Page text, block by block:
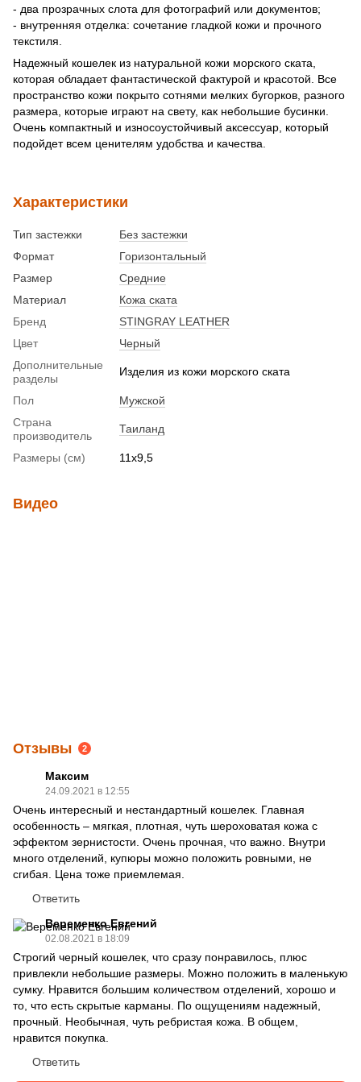
- два прозрачных слота для фотографий или документов;
- внутренняя отделка: сочетание гладкой кожи и прочного
текстиля.
Надежный кошелек из натуральной кожи морского ската,
которая обладает фантастической фактурой и красотой. Все
пространство кожи покрыто сотнями мелких бугорков, разного
размера, которые играют на свету, как небольшие бусинки.
Очень компактный и износоустойчивый аксессуар, который
подойдет всем ценителям удобства и качества.
Характеристики
Тип застежки
Без застежки
Формат
Горизонтальный
Размер
Средние
Материал
Кожа ската
Бренд
STINGRAY LEATHER
Цвет
Черный
Дополнительные
разделы
Изделия из кожи морского ската
Пол
Мужской
Страна
производитель
Таиланд
Размеры (см) 11х9,5
Видео
Отзывы 2
Максим
24.09.2021 в 12:55
Очень интересный и нестандартный кошелек. Главная
особенность – мягкая, плотная, чуть шероховатая кожа с
эффектом зернистости. Очень прочная, что важно. Внутри
много отделений, купюры можно положить ровными, не
сгибая. Цена тоже приемлемая.
Ответить
Веременко Евгений
02.08.2021 в 18:09
Строгий черный кошелек, что сразу понравилось, плюс
привлекли небольшие размеры. Можно положить в маленькую
сумку. Нравится большим количеством отделений, хорошо и
то, что есть скрытые карманы. По ощущениям надежный,
прочный. Необычная, чуть ребристая кожа. В общем,
нравится покупка.
Ответить